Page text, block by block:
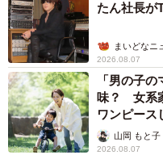
たん社長が
まいどなニ
2026.08.07
「男の子
味？ 女系
ワンピー
へんが…
山岡 もと子
2026.08.07